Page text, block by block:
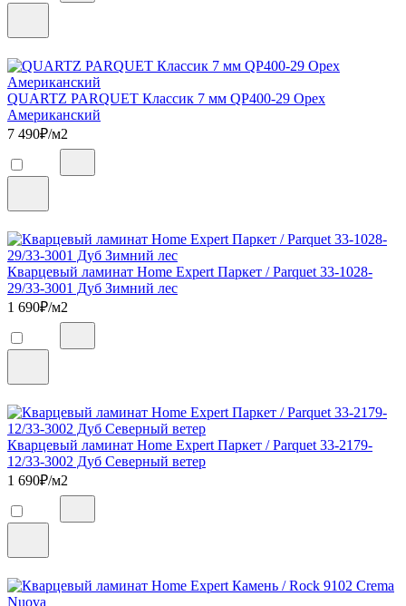
QUARTZ PARQUET Классик 7 мм QP400-29 Орех
Американский
7 490₽/м2
Кварцевый ламинат Home Expert Паркет / Parquet 33-1028-
29/33-3001 Дуб Зимний лес
1 690₽/м2
Кварцевый ламинат Home Expert Паркет / Parquet 33-2179-
12/33-3002 Дуб Северный ветер
1 690₽/м2